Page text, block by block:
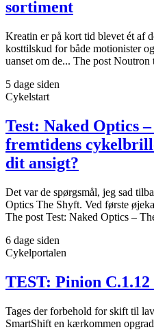
sortiment
Kreatin er på kort tid blevet ét af
kosttilskud for både motionister
uanset om de... The post
5 dage siden
Cykelstart
Test: Naked Optics
fremtidens
dit ansigt?
Det var de spørgsmål, jeg sad
Optics The Shyft. Ved første
The post Test: Naked Optics –
6 dage siden
Cykelportalen
TEST: Pinion
Tages der forbehold for skift til
SmartShift en kærkommen